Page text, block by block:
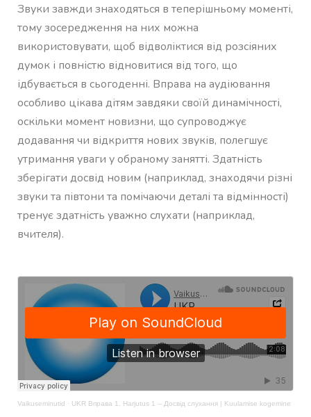
Звуки завжди знаходяться в теперішньому моменті,
тому зосередження на них можна
використовувати, щоб відволіктися від розсіяних
думок і повністю відновитися від того, що
ідбувається в сьогоденні. Вправа на аудіювання
особливо цікава дітям завдяки своїй динамічності,
оскільки момент новизни, що супроводжує
додавання чи відкриття нових звуків, полегшує
утримання уваги у обраному занятті. Здатність
зберігати досвід новим (наприклад, знаходячи різні
звуки та півтони та помічаючи деталі та відмінності)
тренує здатність уважно слухати (наприклад,
вчителя).
Vaikuseminutid · UKR Вправа 1. Harjutus 1 -- Досвід слухання | Kuulamise kogemine